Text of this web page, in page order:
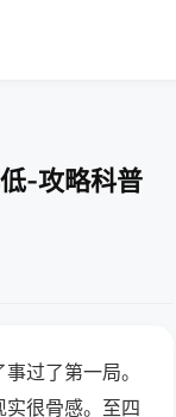
-攻略科普
过了第一局。
很骨感。至四